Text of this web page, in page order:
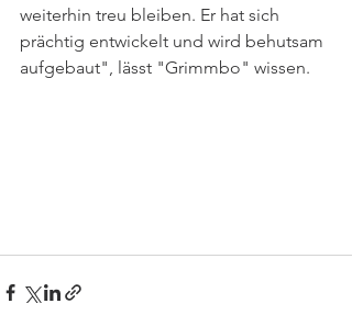
weiterhin treu bleiben. Er hat sich
prächtig entwickelt und wird behutsam
aufgebaut", lässt "Grimmbo" wissen.